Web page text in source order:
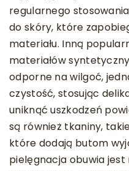
regularnego
do skóry, które
materiału. Inną
materiałów
odporne na wilgoć,
czystość, stosując
uniknąć uszkodzeń
są również tkaniny,
które dodają butom
pielęgnacja obuwia